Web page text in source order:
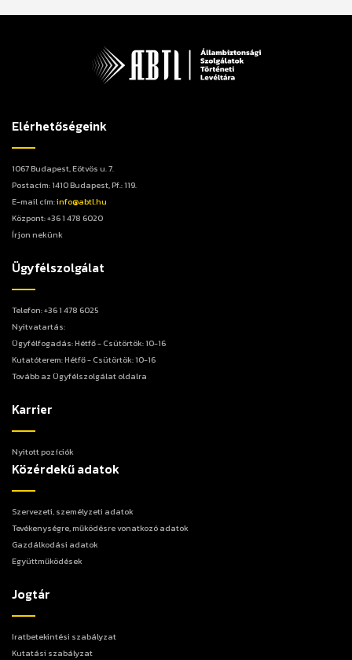
Elérhetőségeink
1067 Budapest, Eötvös u. 7.
Postacím: 1410 Budapest, Pf.: 119.
E-mail cím:info@abtl.hu
Központ: +36 1 478 6020
Írjon nekünk
Ügyfélszolgálat
Telefon: +36 1 478 6025
Nyitvatartás:
Ügyfélfogadás: Hétfő - Csütörtök: 10-16
Kutatóterem: Hétfő - Csütörtök: 10-16
Tovább az Ügyfélszolgálat oldalra
Karrier
Nyitott pozíciók
Közérdekű adatok
Szervezeti, személyzeti adatok
Tevékenységre, működésre vonatkozó adatok
Gazdálkodási adatok
Együttműködések
Jogtár
Iratbetekintési szabályzat
Kutatási szabályzat